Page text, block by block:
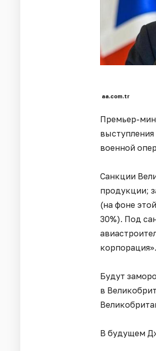
aa.com.tr
Премьер-
военной
Санкции
продукции;
(на фоне
30%). Под
корпорация».
Будут
в
В будущем